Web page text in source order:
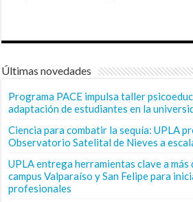
Últimas novedades
Programa PACE impulsa taller
adaptación de estudiantes en la
Ciencia para combatir la sequía: UPLA
Observatorio Satelital de Nieves a
UPLA entrega herramientas clave a
campus Valparaíso y San Felipe para
profesionales